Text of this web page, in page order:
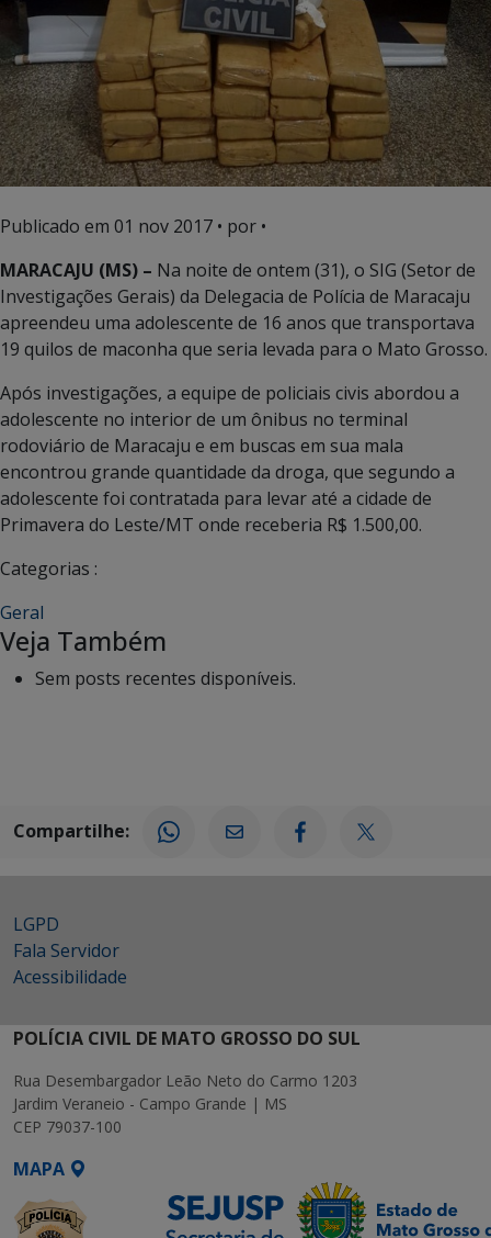
Publicado em 01 nov 2017 • por •
MARACAJU (MS) – Na noite de ontem (31), o SIG (Setor de
Investigações Gerais) da Delegacia de Polícia de Maracaju
apreendeu uma adolescente de 16 anos que transportava
19 quilos de maconha que seria levada para o Mato Grosso.
Após investigações, a equipe de policiais civis abordou a
adolescente no interior de um ônibus no terminal
rodoviário de Maracaju e em buscas em sua mala
encontrou grande quantidade da droga, que segundo a
adolescente foi contratada para levar até a cidade de
Primavera do Leste/MT onde receberia R$ 1.500,00.
Categorias :
Geral
Veja Também
Sem posts recentes disponíveis.
Compartilhe:
LGPD
Fala Servidor
Acessibilidade
POLÍCIA CIVIL DE MATO GROSSO DO SUL
Rua Desembargador Leão Neto do Carmo 1203
Jardim Veraneio - Campo Grande | MS
CEP 79037-100
MAPA